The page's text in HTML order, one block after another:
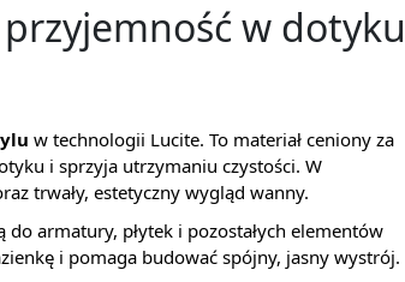
w dotyku
w technologii Lucite. To materiał ceniony za
i sprzyja utrzymaniu czystości. W
trwały, estetyczny wygląd wanny.
do armatury, płytek i pozostałych elementów
i pomaga budować spójny, jasny wystrój.